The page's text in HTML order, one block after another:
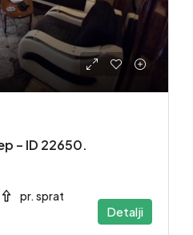
– ID 22650.
pr. sprat
Detalji